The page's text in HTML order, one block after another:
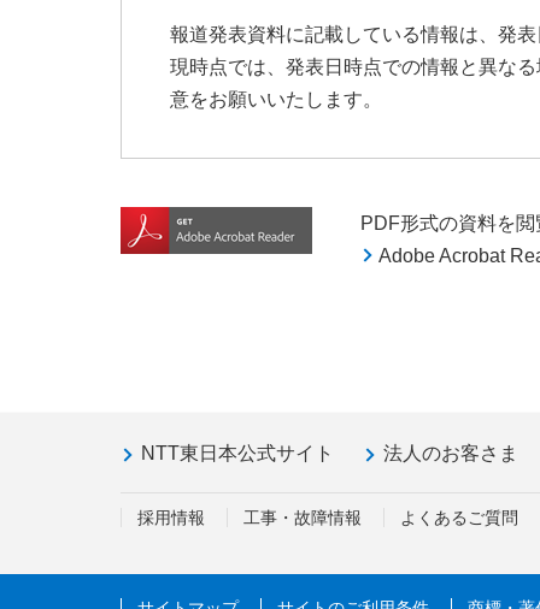
報道発表資料に記載している情報は、発
現時点では、発表日時点での情報と異な
意をお願いいたします。
PDF形式の資料を
Adobe Acrobat
NTT東日本公式サイト 法人のお客さま
採用情報 工事・故障情報 よくあるご質問